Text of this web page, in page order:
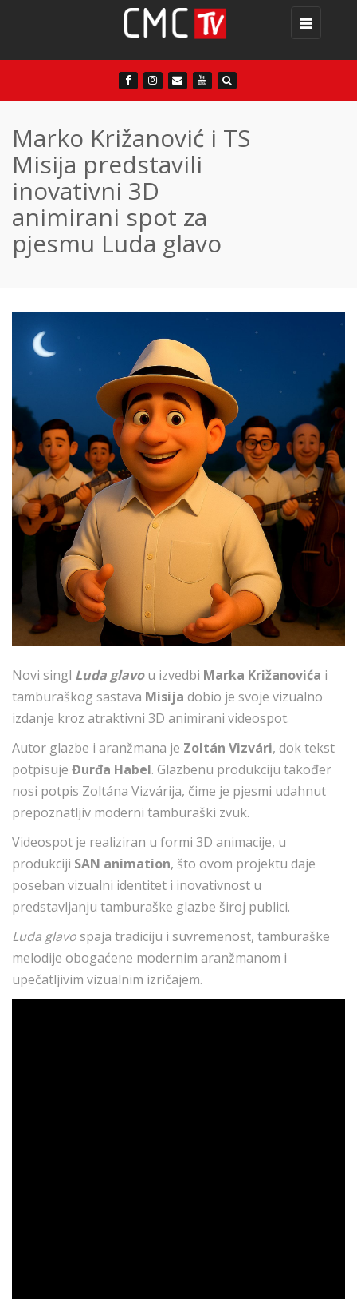
Toggle
Marko Križanović i TS
Misija predstavili
inovativni 3D
animirani spot za
pjesmu Luda glavo
Novi singl Luda glavou izvedbi Marka Križanovića i
tamburaškog sastava Misija dobio je svoje vizualno
izdanje kroz atraktivni 3D animirani videospot.
Autor glazbe i aranžmana je Zoltán Vizvári, dok tekst
potpisuje Đurđa Habel. Glazbenu produkciju također
nosi potpis Zoltána Vizvárija, čime je pjesmi udahnut
prepoznatljiv moderni tamburaški zvuk.
Videospot je realiziran u formi 3D animacije, u
produkciji SAN animation, što ovom projektu daje
poseban vizualni identitet i inovativnost u
predstavljanju tamburaške glazbe široj publici.
Luda glavospaja tradiciju i suvremenost, tamburaške
melodije obogaćene modernim aranžmanom i
upečatljivim vizualnim izričajem.